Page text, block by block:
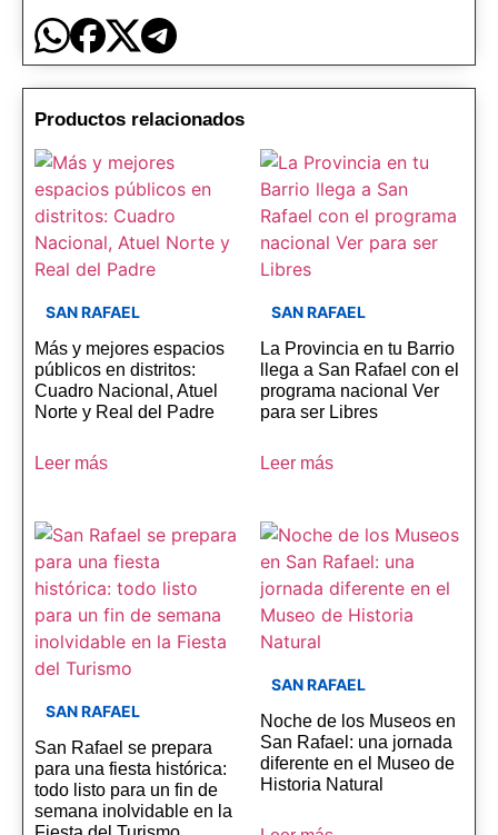
Productos relacionados
SAN RAFAEL
Más y mejores espacios
públicos en distritos:
Cuadro Nacional, Atuel
Norte y Real del Padre
Leer más
SAN RAFAEL
La Provincia en tu Barrio
llega a San Rafael con el
programa nacional Ver
para ser Libres
Leer más
SAN RAFAEL
San Rafael se prepara
para una fiesta histórica:
todo listo para un fin de
semana inolvidable en la
SAN RAFAEL
Noche de los Museos en
San Rafael: una jornada
diferente en el Museo de
Historia Natural